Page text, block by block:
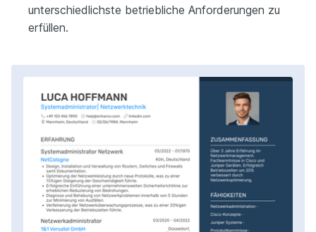
unterschiedlichste betriebliche Anforderungen zu
erfüllen.